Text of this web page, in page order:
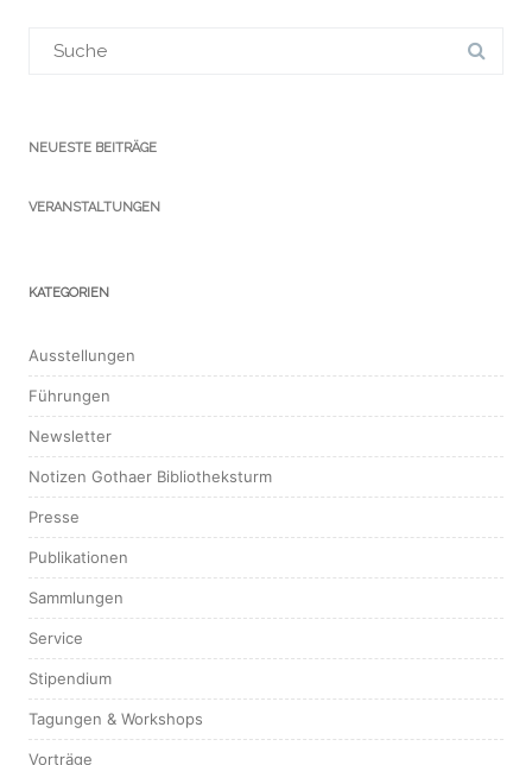
für:
NEUESTE BEITRÄGE
VERANSTALTUNGEN
KATEGORIEN
Ausstellungen
Führungen
Newsletter
Notizen Gothaer Bibliotheksturm
Presse
Publikationen
Sammlungen
Service
Stipendium
Tagungen & Workshops
Vorträge